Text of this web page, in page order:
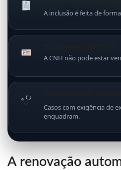
A inclusão é feita de
A CNH não pode estar
Casos com exigência de
enquadram.
A renovação